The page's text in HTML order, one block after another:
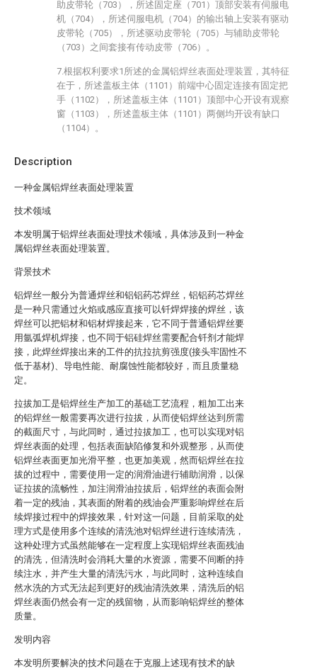
Description
一种金属铝焊丝表面处理装置
技术领域
本发明属于铝焊丝表面处理技术领域，具体涉及到一种金
属铝焊丝表面处理装置。
背景技术
铝焊丝一般分为普通焊丝和铝铝药芯焊丝，铝铝药芯焊丝
是一种只需通过火焰或感应直接可以钎焊焊接的焊丝，该
焊丝可以把铝材和铝材焊接起来，它不同于普通铝焊丝要
用氩弧焊机焊接，也不同于铝硅焊丝需要配合钎剂才能焊
接，此焊丝焊接出来的工件的抗拉抗剪强度(接头牢固性不
低于基材)、导电性能、耐腐蚀性能都较好，而且质量稳
定。
拉拔加工是铝焊丝生产加工的基础工艺流程，粗加工出来
的铝焊丝一般需要再次进行拉拔，从而使铝焊丝达到所需
的截面尺寸，与此同时，通过拉拔加工，也可以实现对铝
焊丝表面的处理，包括表面缺陷修复和外观整形，从而使
铝焊丝表面更加光滑平整，也更加美观，然而铝焊丝在拉
拔的过程中，需要使用一定的润滑油进行辅助润滑，以保
证拉拔的流畅性，加注润滑油拉拔后，铝焊丝的表面会附
着一定的残油，其表面的附着的残油会严重影响焊丝在后
续焊接过程中的焊接效果，针对这一问题，目前采取的处
理方式是使用多个连续的清洗池对铝焊丝进行连续清洗，
这种处理方式虽然能够在一定程度上实现铝焊丝表面残油
的清洗，但清洗时会消耗大量的水资源，需要不间断的持
续注水，并产生大量的清洗污水，与此同时，这种连续自
然水洗的方式无法起到更好的残油清洗效果，清洗后的铝
焊丝表面仍然会有一定的残留物，从而影响铝焊丝的整体
质量。
发明内容
本发明所要解决的技术问题在于克服上述现有技术的缺
助皮带轮（703），所述固定座（701）顶部安装有伺服电
机（704），所述伺服电机（704）的输出轴上安装有驱动
皮带轮（705），所述驱动皮带轮（705）与辅助皮带轮
（703）之间套接有传动皮带（706）。
7.根据权利要求1所述的金属铝焊丝表面处理装置，其特征
在于，所述盖板主体（1101）前端中心固定连接有固定把
手（1102），所述盖板主体（1101）顶部中心开设有观察
窗（1103），所述盖板主体（1101）两侧均开设有缺口
（1104）。